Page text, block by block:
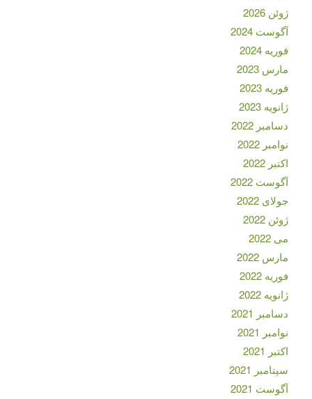
ژوئن 2026
آگوست 2024
فوریه 2024
مارس 2023
فوریه 2023
ژانویه 2023
دسامبر 2022
نوامبر 2022
اکتبر 2022
آگوست 2022
جولای 2022
ژوئن 2022
می 2022
مارس 2022
فوریه 2022
ژانویه 2022
دسامبر 2021
نوامبر 2021
اکتبر 2021
سپتامبر 2021
آگوست 2021